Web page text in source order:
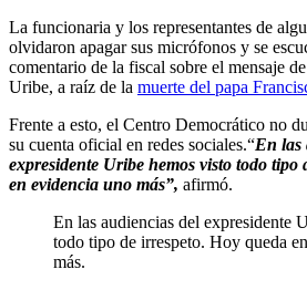
La funcionaria y los representantes de
olvidaron apagar sus micrófonos y se
comentario de la fiscal sobre el mensaje
Uribe, a raíz de la muerte del papa
Frente a esto, el Centro Democrático no
su cuenta oficial en redes sociales.“En las
expresidente Uribe hemos visto todo tipo
en evidencia uno más”, afirmó.
En las audiencias del expresidente
todo tipo de irrespeto. Hoy queda
más.